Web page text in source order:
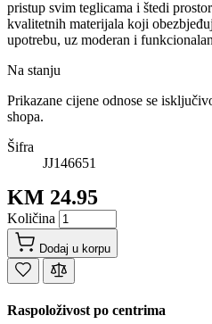
pristup svim teglicama i štedi
kvalitetnih materijala koji
upotrebu, uz moderan i
Na stanju
Prikazane cijene odnose se
shopa.
Šifra
JJ146651
KM 24.95
Količina
Dodaj u korpu
Raspoloživost po centrima